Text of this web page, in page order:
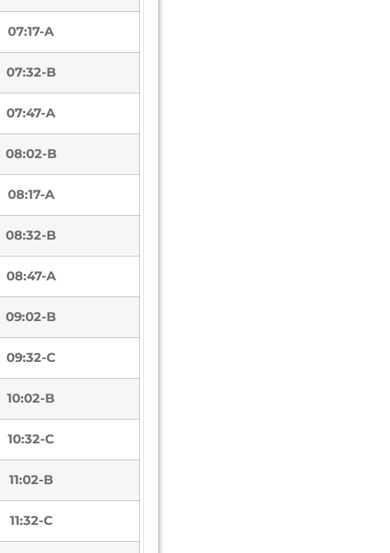
07:17-A
07:32-B
07:47-A
08:02-B
08:17-A
08:32-B
08:47-A
09:02-B
09:32-C
10:02-B
10:32-C
11:02-B
11:32-C